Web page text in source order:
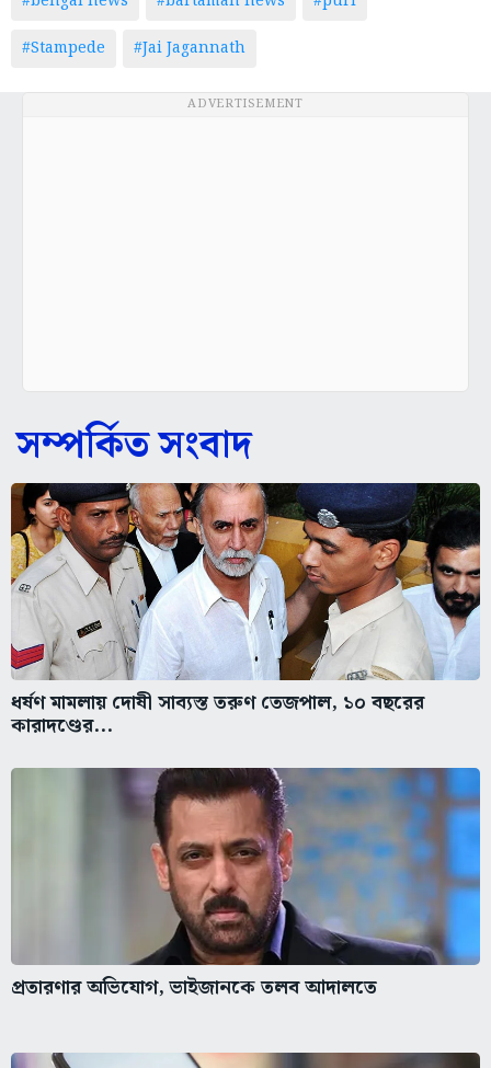
#Stampede
#Jai Jagannath
ADVERTISEMENT
সম্পর্কিত সংবাদ
ধর্ষণ মামলায় দোষী সাব্যস্ত তরুণ তেজপাল, ১০ বছরের
কারাদণ্ডের...
প্রতারণার অভিযোগ, ভাইজানকে তলব আদালতে